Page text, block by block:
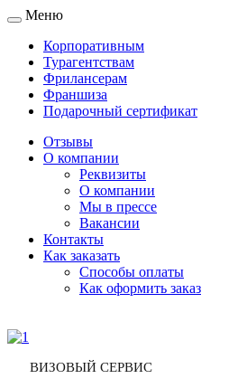
Toggle
navigation
Меню
Корпоративным
Турагентствам
Фрилансерам
Франшиза
Подарочный сертификат
Отзывы
О компании
Реквизиты
О компании
Мы в прессе
Вакансии
Контакты
Как заказать
Способы оплаты
Как оформить заказ
ВИЗОВЫЙ СЕРВИС